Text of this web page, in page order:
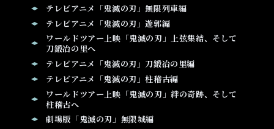
テレビアニメ「鬼滅の刃」無限列車編
テレビアニメ「鬼滅の刃」遊郭編
ワールドツアー上映「鬼滅の刃」上弦集結、そして
刀鍛冶の里へ
テレビアニメ「鬼滅の刃」刀鍛冶の里編
テレビアニメ「鬼滅の刃」柱稽古編
ワールドツアー上映「鬼滅の刃」絆の奇跡、そして
柱稽古へ
劇場版「鬼滅の刃」無限城編